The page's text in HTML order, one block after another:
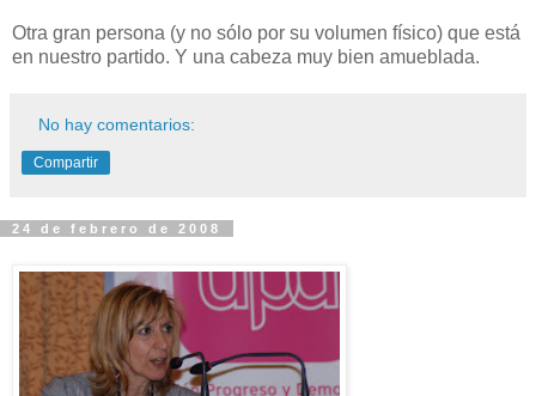
Otra gran persona (y no sólo por su volumen físico) que está
en nuestro partido. Y una cabeza muy bien amueblada.
No hay comentarios:
Compartir
24 de febrero de 2008